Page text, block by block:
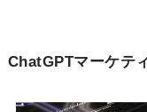
ChatGPTマーケテ